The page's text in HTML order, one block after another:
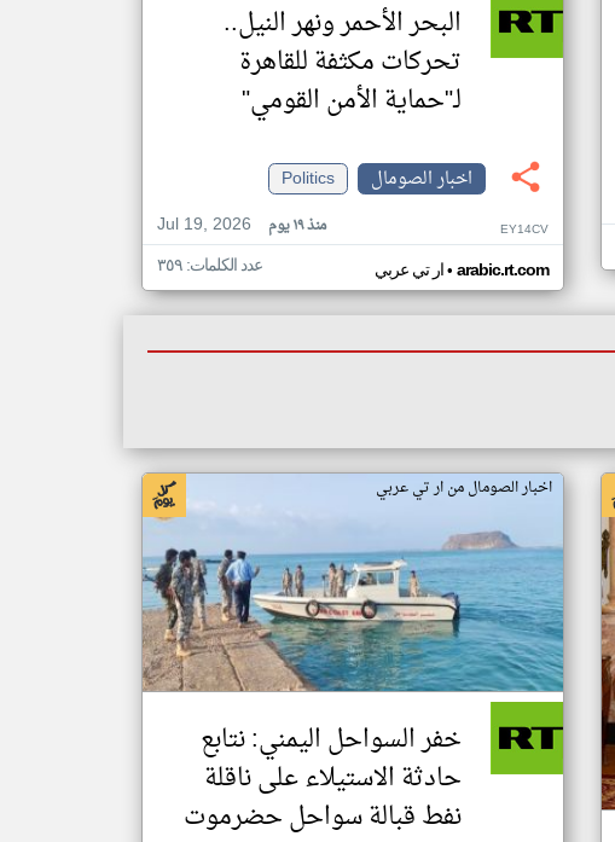
البحر الأحمر ونهر النيل..
تحركات مكثفة للقاهرة
لـ"حماية الأمن القومي"
اخبار الصومال
Politics
Jul 19, 2026
منذ ١٩ يوم EY14CV
ار تي عربي• arabic.rt.com عدد الكلمات: ٣٥٩
اخبار الصومال من ار تي عربي
خفر السواحل اليمني: نتابع
حادثة الاستيلاء على ناقلة
نفط قبالة سواحل حضرموت